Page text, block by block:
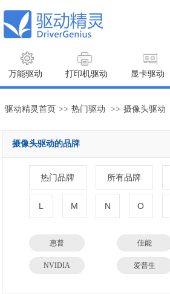
万能驱动 打印机驱动 显卡驱动
驱动精灵首页 >> 热门驱动 >> 摄像头驱动
摄像头驱动的品牌
热门品牌 所有品牌
L M N O
惠普 佳能
NVIDIA 爱普生